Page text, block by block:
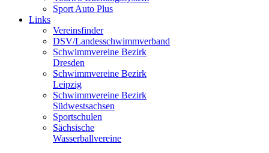
Sport Auto Plus
Links
Vereinsfinder
DSV/Landesschwimmverband
Schwimmvereine Bezirk
Dresden
Schwimmvereine Bezirk
Leipzig
Schwimmvereine Bezirk
Südwestsachsen
Sportschulen
Sächsische
Wasserballvereine